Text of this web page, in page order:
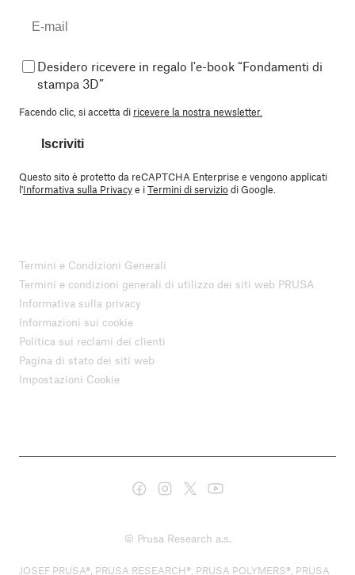
Desidero ricevere in regalo l'e-book “Fondamenti di
stampa 3D”
Facendo clic, si accetta di ricevere la nostra newsletter.
Iscriviti
Questo sito è protetto da reCAPTCHA Enterprise e vengono applicati
l'Informativa sulla Privacye iTermini di serviziodi Google.
Termini e Condizioni Generali
Termini e condizioni generali di utilizzo dei siti web PRUSA
Informativa sulla privacy
Informazioni sui cookie
Politica sui reclami dei clienti
Pagina di stato dei siti web
Impostazioni Cookie
© Prusa Research a.s.
JOSEF PRUSA®, PRUSA RESEARCH®, PRUSA POLYMERS®, PRUSA